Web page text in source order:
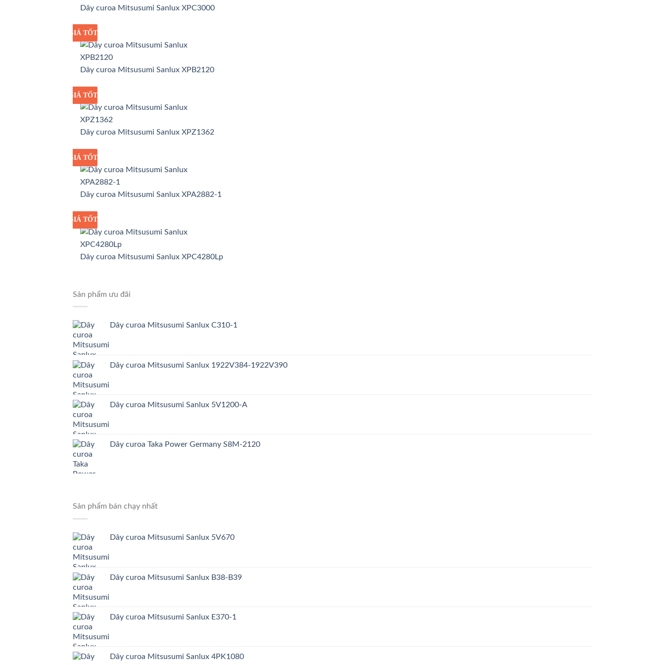
Dây curoa Mitsusumi Sanlux XPC3000
GIÁ SỈ
GIÁ TỐT
Dây curoa Mitsusumi Sanlux XPB2120
GIÁ SỈ
GIÁ TỐT
Dây curoa Mitsusumi Sanlux XPZ1362
GIÁ SỈ
GIÁ TỐT
Dây curoa Mitsusumi Sanlux XPA2882-1
GIÁ SỈ
GIÁ TỐT
Dây curoa Mitsusumi Sanlux XPC4280Lp
Sản phẩm ưu đãi
Dây curoa Mitsusumi Sanlux C310-1
Dây curoa Mitsusumi Sanlux 1922V384-1922V390
Dây curoa Mitsusumi Sanlux 5V1200-A
Dây curoa Taka Power Germany S8M-2120
Sản phẩm bán chạy nhất
Dây curoa Mitsusumi Sanlux 5V670
Dây curoa Mitsusumi Sanlux B38-B39
Dây curoa Mitsusumi Sanlux E370-1
Dây curoa Mitsusumi Sanlux 4PK1080